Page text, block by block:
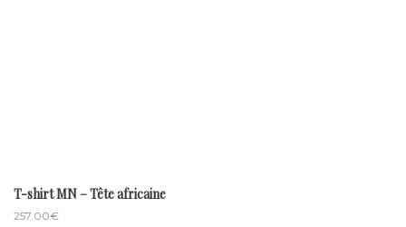
T-shirt MN – Tête africaine
257.00€